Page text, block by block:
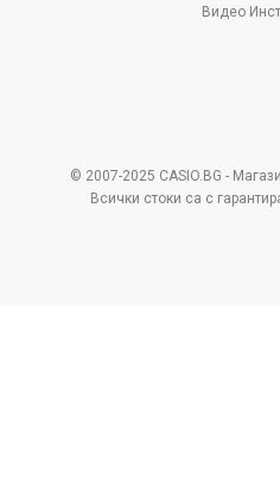
Видео
© 2007-2025 CASIO.BG -
Всички стоки са с